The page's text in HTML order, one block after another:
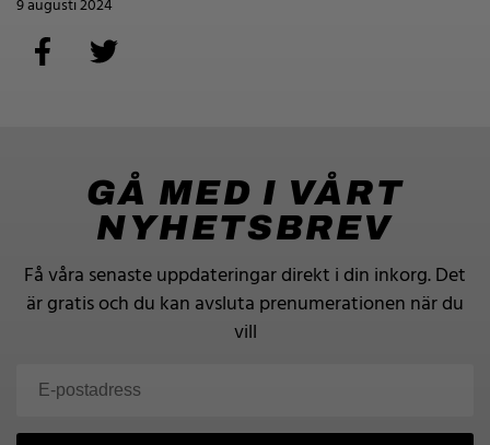
9 augusti 2024
GÅ MED I VÅRT
NYHETSBREV
Få våra senaste uppdateringar direkt i din inkorg.Det
är gratis och du kan avsluta prenumerationen när du
vill